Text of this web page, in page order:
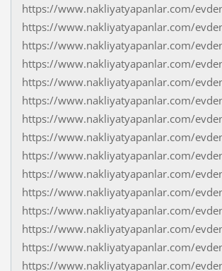
https://www.nakliyatyapanlar.com/
https://www.nakliyatyapanlar.com/
https://www.nakliyatyapanlar.com/
https://www.nakliyatyapanlar.com/
https://www.nakliyatyapanlar.com/
https://www.nakliyatyapanlar.com/
https://www.nakliyatyapanlar.com/
https://www.nakliyatyapanlar.com/
https://www.nakliyatyapanlar.com/
https://www.nakliyatyapanlar.com/
https://www.nakliyatyapanlar.com/
https://www.nakliyatyapanlar.com/
https://www.nakliyatyapanlar.com/
https://www.nakliyatyapanlar.com/
https://www.nakliyatyapanlar.com/